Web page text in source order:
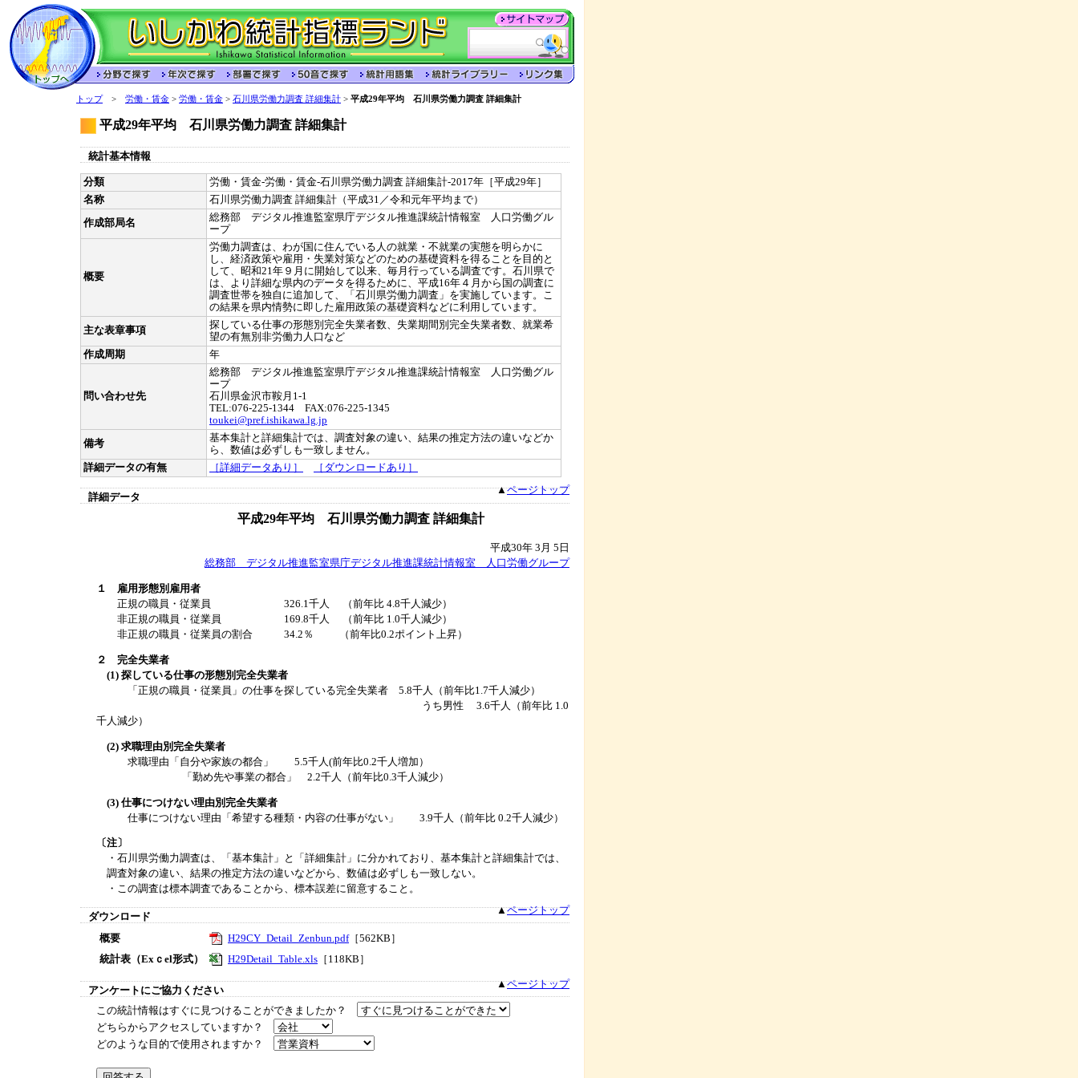
トップ> 労働・賃金 > 労働・賃金 > 石川県労働力調査 詳細集計 > 平成29年平均 石川県労働力調査 詳細集計
平成29年平均 石川県労働力調査 詳細集計
統計基本情報
分類
労働・賃金-労働・賃金-石川県労働力調査 詳細集計-2017年［平成29年］
名称
石川県労働力調査 詳細集計（平成31／令和元年平均まで）
作成部局名
総務部 デジタル推進監室県庁デジタル推進課統計情報室 人口労働グル
ープ
概要
労働力調査は、わが国に住んでいる人の就業・不就業の実態を明らかに
し、経済政策や雇用・失業対策などのための基礎資料を得ることを目的と
して、昭和21年９月に開始して以来、毎月行っている調査です。石川県で
は、より詳細な県内のデータを得るために、平成16年４月から国の調査に
調査世帯を独自に追加して、「石川県労働力調査」を実施しています。こ
の結果を県内情勢に即した雇用政策の基礎資料などに利用しています。
主な表章事項
探している仕事の形態別完全失業者数、失業期間別完全失業者数、就業希
望の有無別非労働力人口など
作成周期
年
問い合わせ先
総務部 デジタル推進監室県庁デジタル推進課統計情報室 人口労働グル
ープ
石川県金沢市鞍月1-1
TEL:076-225-1344 FAX:076-225-1345
toukei@pref.ishikawa.lg.jp
備考
基本集計と詳細集計では、調査対象の違い、結果の推定方法の違いなどか
ら、数値は必ずしも一致しません。
詳細データの有無
［詳細データあり］ ［ダウンロードあり］
詳細データ
▲ページトップ
平成29年平均 石川県労働力調査 詳細集計
平成30年 3月 5日
総務部 デジタル推進監室県庁デジタル推進課統計情報室 人口労働グループ
１ 雇用形態別雇用者
正規の職員・従業員 326.1千人 （前年比 4.8千人減少）
非正規の職員・従業員 169.8千人 （前年比 1.0千人減少）
非正規の職員・従業員の割合 34.2％ （前年比0.2ポイント上昇）
２ 完全失業者
(1) 探している仕事の形態別完全失業者
「正規の職員・従業員」の仕事を探している完全失業者 5.8千人（前年比1.7千人減少）
うち男性 3.6千人（前年比 1.0
千人減少）
(2) 求職理由別完全失業者
求職理由「自分や家族の都合」 5.5千人(前年比0.2千人増加）
「勤め先や事業の都合」 2.2千人（前年比0.3千人減少）
(3) 仕事につけない理由別完全失業者
仕事につけない理由「希望する種類・内容の仕事がない」 3.9千人（前年比 0.2千人減少）
〔注〕
・石川県労働力調査は、「基本集計」と「詳細集計」に分かれており、基本集計と詳細集計では、
調査対象の違い、結果の推定方法の違いなどから、数値は必ずしも一致しない。
・この調査は標本調査であることから、標本誤差に留意すること。
ダウンロード
▲ページトップ
概要 H29CY_Detail_Zenbun.pdf［562KB］
統計表（Exｃel形式）
H29Detail_Table.xls ［118KB］
アンケートにご協力ください
▲ページトップ
この統計情報はすぐに見つけることができましたか？
どちらからアクセスしていますか？
どのような目的で使用されますか？